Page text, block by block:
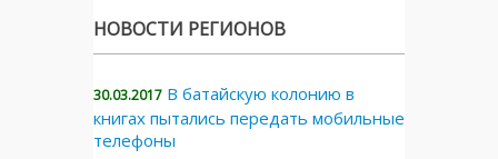
НОВОСТИ РЕГИОНОВ
30.03.2017 В батайскую колонию в
книгах пытались передать мобильные
телефоны